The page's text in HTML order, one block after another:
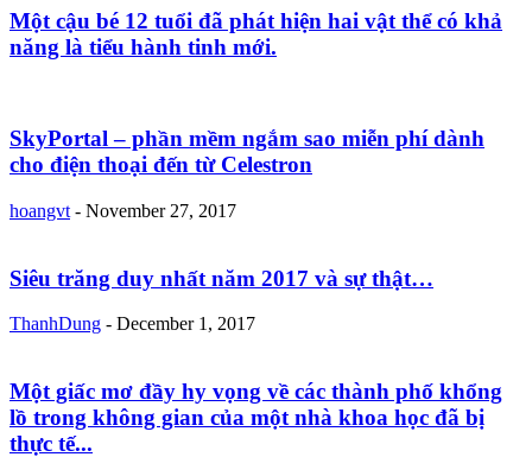
Một cậu bé 12 tuổi đã phát hiện hai vật thể có khả
năng là tiểu hành tinh mới.
SkyPortal – phần mềm ngắm sao miễn phí dành
cho điện thoại đến từ Celestron
hoangvt - November 27, 2017
Siêu trăng duy nhất năm 2017 và sự thật…
ThanhDung - December 1, 2017
Một giấc mơ đầy hy vọng về các thành phố khổng
lồ trong không gian của một nhà khoa học đã bị
thực tế...